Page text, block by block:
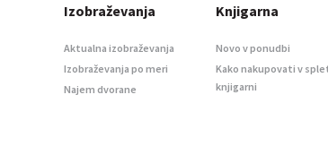
Izobraževanja
Aktualna izobraževanja
Izobraževanja po meri
Najem dvorane
Knjigarna
Novo v ponudbi
Kako nakupovati v
knjigarni